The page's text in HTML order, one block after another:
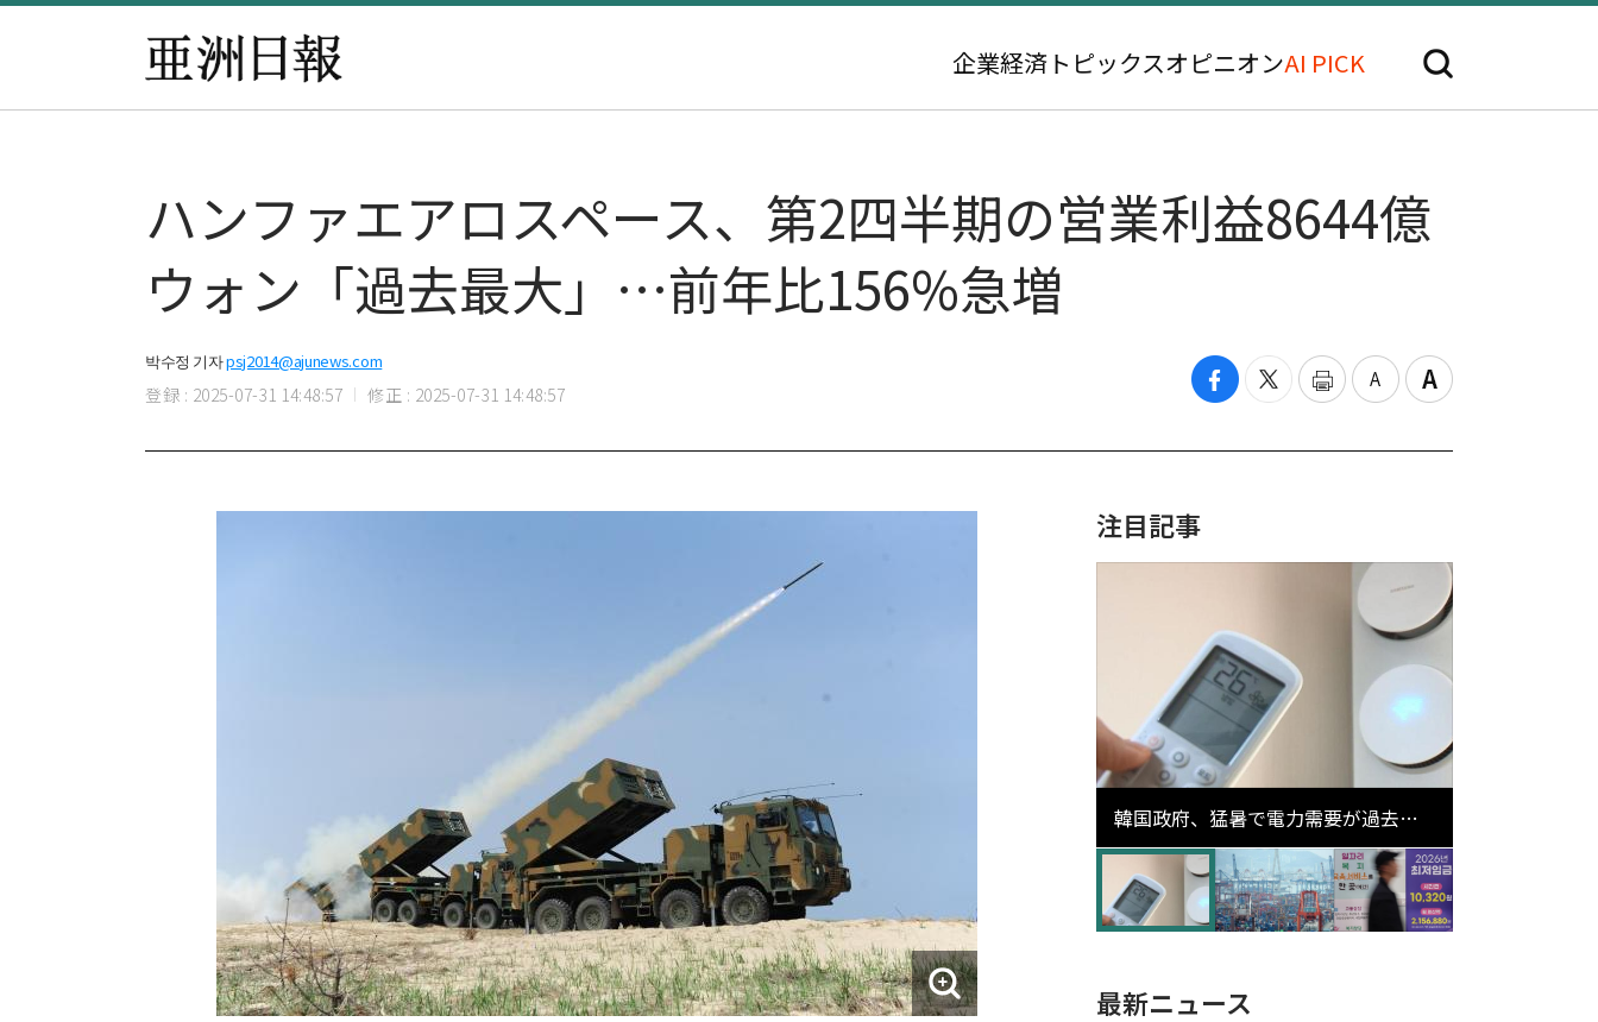
企業経済 トピックスオピニオンAI PICK
ハンファエアロスペース、第2四半期の営業利益8644億
ウォン「過去最大」…前年比156%急増
박수정 기자psj2014@ajunews.com
登録 : 2025-07-31 14:48:57 修正 : 2025-07-31 14:48:57
注目記事
韓国政府、猛暑で電力需要が過去最
高更新の可能性に需給対応体制を点
検
最新ニュース